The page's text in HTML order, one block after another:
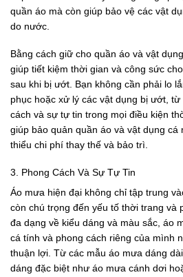
quần áo mà còn giúp bảo vệ các vật
do nước.
Bằng cách giữ cho quần áo và vật
giúp tiết kiệm thời gian và công sức
sau khi bị ướt. Bạn không cần phải lo
phục hoặc xử lý các vật dụng bị ướt,
cách và sự tự tin trong mọi điều kiện
giúp bảo quản quần áo và vật dụng cá
thiểu chi phí thay thế và bảo trì.
3. Phong Cách Và Sự Tự Tin
Áo mưa hiện đại không chỉ tập trung
còn chú trọng đến yếu tố thời trang và
đa dạng về kiểu dáng và màu sắc, áo
cá tính và phong cách riêng của mình
thuận lợi. Từ các mẫu áo mưa dáng
dáng đặc biệt như áo mưa cánh dơi